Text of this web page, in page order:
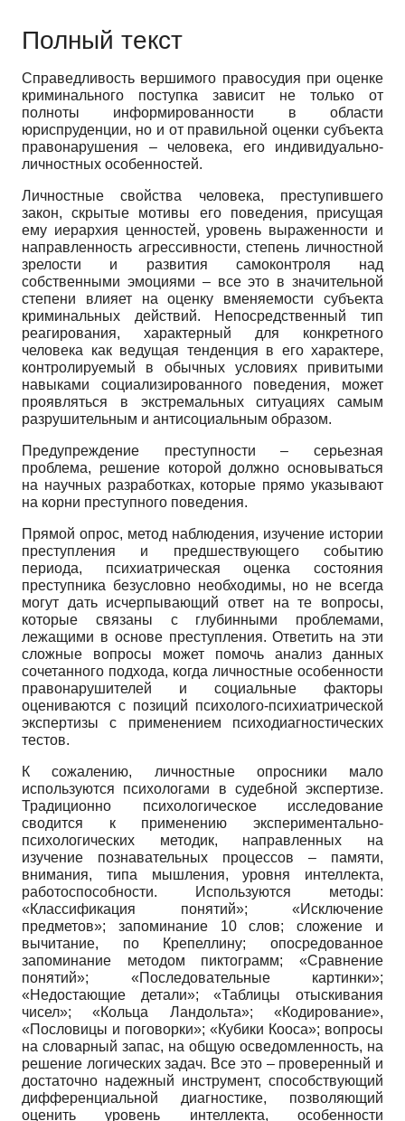
Полный текст
Справедливость вершимого правосудия при оценке
криминального поступка зависит не только от
полноты информированности в области
юриспруденции, но и от правильной оценки субъекта
правонарушения – человека, его индивидуально-
личностных особенностей.
Личностные свойства человека, преступившего
закон, скрытые мотивы его поведения, присущая
ему иерархия ценностей, уровень выраженности и
направленность агрессивности, степень личностной
зрелости и развития самоконтроля над
собственными эмоциями – все это в значительной
степени влияет на оценку вменяемости субъекта
криминальных действий. Непосредственный тип
реагирования, характерный для конкретного
человека как ведущая тенденция в его характере,
контролируемый в обычных условиях привитыми
навыками социализированного поведения, может
проявляться в экстремальных ситуациях самым
разрушительным и антисоциальным образом.
Предупреждение преступности – серьезная
проблема, решение которой должно основываться
на научных разработках, которые прямо указывают
на корни преступного поведения.
Прямой опрос, метод наблюдения, изучение истории
преступления и предшествующего событию
периода, психиатрическая оценка состояния
преступника безусловно необходимы, но не всегда
могут дать исчерпывающий ответ на те вопросы,
которые связаны с глубинными проблемами,
лежащими в основе преступления. Ответить на эти
сложные вопросы может помочь анализ данных
сочетанного подхода, когда личностные особенности
правонарушителей и социальные факторы
оцениваются с позиций психолого-психиатрической
экспертизы с применением психодиагностических
тестов.
К сожалению, личностные опросники мало
используются психологами в судебной экспертизе.
Традиционно психологическое исследование
сводится к применению экспериментально-
психологических методик, направленных на
изучение познавательных процессов – памяти,
внимания, типа мышления, уровня интеллекта,
работоспособности. Используются методы:
«Классификация понятий»; «Исключение
предметов»; запоминание 10 слов; сложение и
вычитание, по Крепеллину; опосредованное
запоминание методом пиктограмм; «Сравнение
понятий»; «Последовательные картинки»;
«Недостающие детали»; «Таблицы отыскивания
чисел»; «Кольца Ландольта»; «Кодирование»,
«Пословицы и поговорки»; «Кубики Кооса»; вопросы
на словарный запас, на общую осведомленность, на
решение логических задач. Все это – проверенный и
достаточно надежный инструмент, способствующий
дифференциальной диагностике, позволяющий
оценить уровень интеллекта, особенности